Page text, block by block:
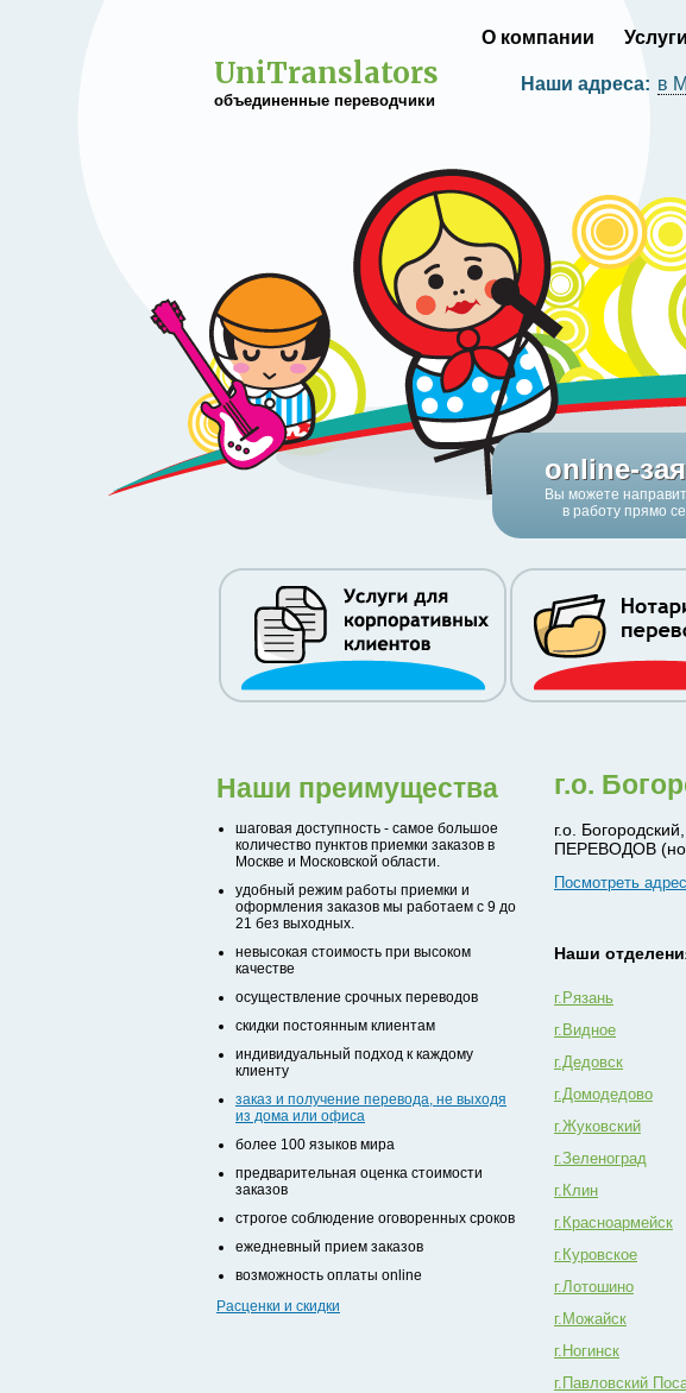
О компании Услуги
UniTranslators
объединенные переводчики
Наши адреса: в
online-
Вы можете
в работу прямо
Наши преимущества
шаговая доступность - самое большое
количество пунктов приемки заказов в
Москве и Московской области.
удобный режим работы приемки и
оформления заказов мы работаем с 9 до
21 без выходных.
невысокая стоимость при высоком
качестве
осуществление срочных переводов
скидки постоянным клиентам
индивидуальный подход к каждому
клиенту
заказ и получение перевода, не выходя
из дома или офиса
более 100 языков мира
предварительная оценка стоимости
заказов
строгое соблюдение оговоренных сроков
ежедневный прием заказов
возможность оплаты online
Расценки и скидки
г.о.
г.о.
ПЕРЕВОДОВ
Посмотреть
Наши
г.Рязань
г.Видное
г.Дедовск
г.Домодедово
г.Жуковский
г.Зеленоград
г.Клин
г.Красноармейск
г.Куровское
г.Лотошино
г.Можайск
г.Ногинск
г.Павловский